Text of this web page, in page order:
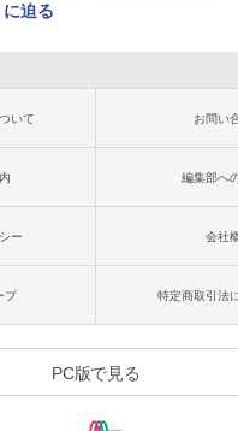
迫る
いて お問い
編集部へ
ー 会社
プ 特定商取引法
PC版で見る